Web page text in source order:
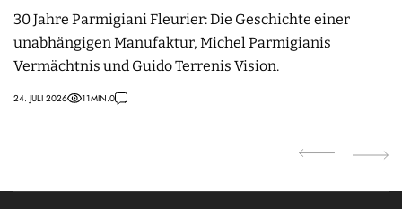
30 Jahre Parmigiani Fleurier: Die Geschichte einer
unabhängigen Manufaktur, Michel Parmigianis
Vermächtnis und Guido Terrenis Vision.
24. JULI 2026 11MIN.0